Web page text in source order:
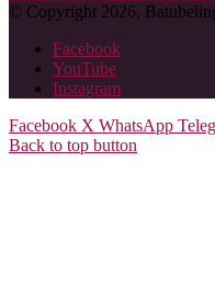
© Copyright 2026,
Facebook
YouTube
Instagram
Facebook X WhatsApp
Back to top button